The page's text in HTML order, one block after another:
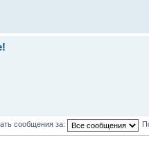
сообщения за: